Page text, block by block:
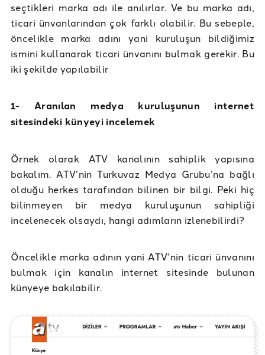
seçtikleri marka adı ile anılırlar. Ve bu marka adı,
ticari ünvanlarından çok farklı olabilir. Bu sebeple,
öncelikle marka adını yani kuruluşun bildiğimiz
ismini kullanarak ticari ünvanını bulmak gerekir. Bu
iki şekilde yapılabilir
1- Aranılan medya kuruluşunun internet
sitesindeki künyeyi incelemek
Örnek olarak ATV kanalının sahiplik yapısına
bakalım. ATV’nin Turkuvaz Medya Grubu’na bağlı
olduğu herkes tarafından bilinen bir bilgi. Peki hiç
bilinmeyen bir medya kuruluşunun sahipliği
incelenecek olsaydı, hangi adımların izlenebilirdi?
Öncelikle marka adının yani ATV’nin ticari ünvanını
bulmak için kanalın internet sitesinde bulunan
künyeye bakılabilir.